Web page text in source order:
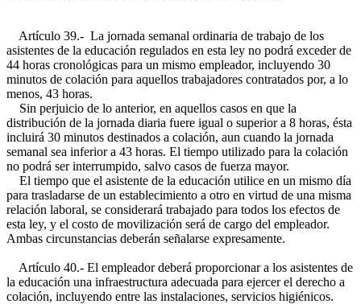
Artículo 39.- La jornada semanal ordinaria de trabajo de los
asistentes de la educación regulados en esta ley no podrá exceder de
44 horas cronológicas para un mismo empleador, incluyendo 30
minutos de colación para aquellos trabajadores contratados por, a lo
menos, 43 horas.
Sin perjuicio de lo anterior, en aquellos casos en que la
distribución de la jornada diaria fuere igual o superior a 8 horas, ésta
incluirá 30 minutos destinados a colación, aun cuando la jornada
semanal sea inferior a 43 horas. El tiempo utilizado para la colación
no podrá ser interrumpido, salvo casos de fuerza mayor.
El tiempo que el asistente de la educación utilice en un mismo día
para trasladarse de un establecimiento a otro en virtud de una misma
relación laboral, se considerará trabajado para todos los efectos de
esta ley, y el costo de movilización será de cargo del empleador.
Ambas circunstancias deberán señalarse expresamente.
Artículo 40.- El empleador deberá proporcionar a los asistentes de
la educación una infraestructura adecuada para ejercer el derecho a
colación, incluyendo entre las instalaciones, servicios higiénicos.